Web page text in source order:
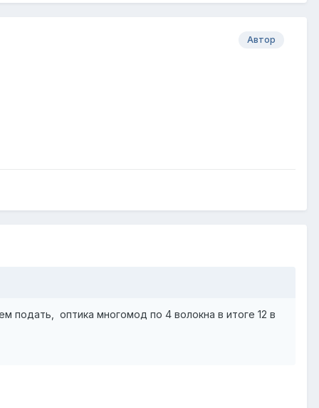
Автор
подать, оптика многомод по 4 волокна в итоге 12 в